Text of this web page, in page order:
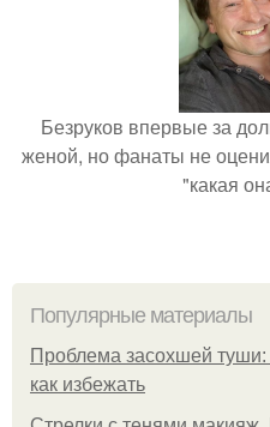
Безруков впервые за
женой, но фанаты не
"какая
Популярные материалы
Проблема засохшей туши:
как избежать